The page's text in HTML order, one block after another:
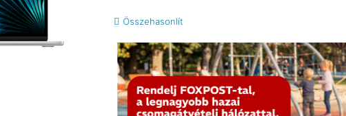
Összehasonlít